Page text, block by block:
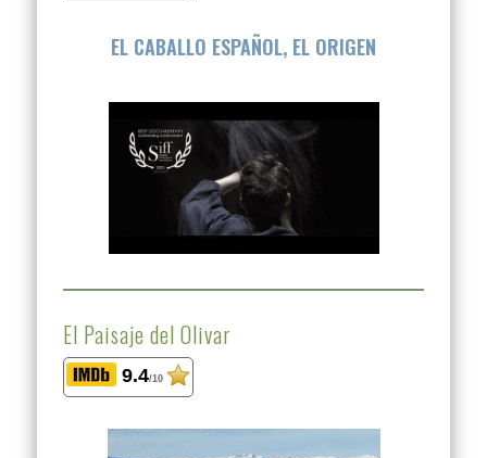
EL CABALLO ESPAÑOL, EL ORIGEN
El Paisaje del Olivar
9.4/10